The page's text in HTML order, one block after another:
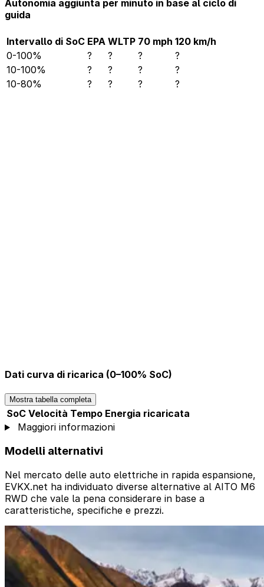
Autonomia aggiunta per minuto in base al ciclo di
guida
Intervallo di SoC EPA WLTP 70 mph 120 km/h
0-100%
? ? ?
?
10-100%
? ? ?
?
10-80%
? ? ? ?
Dati curva di ricarica (0–100% SoC)
Mostra tabella completa
SoC Velocità Tempo Energia ricaricata
Maggiori informazioni
Modelli alternativi
Nel mercato delle auto elettriche in rapida espansione,
EVKX.net ha individuato diverse alternative al AITO M6
RWD che vale la pena considerare in base a
caratteristiche, specifiche e prezzi.